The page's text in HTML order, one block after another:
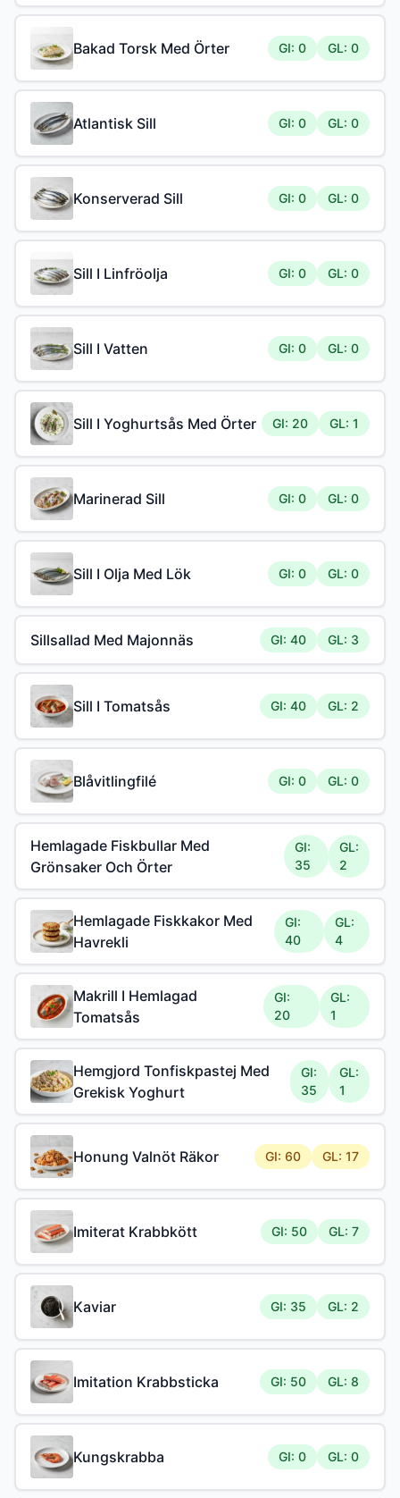
Bakad Torsk Med Örter GI: 0 GL: 0
Atlantisk Sill GI: 0 GL: 0
Konserverad Sill GI: 0 GL: 0
Sill I Linfröolja GI: 0 GL: 0
Sill I Vatten GI: 0 GL: 0
Sill I Yoghurtsås Med Örter GI: 20 GL: 1
Marinerad Sill GI: 0 GL: 0
Sill I Olja Med Lök GI: 0 GL: 0
Sillsallad Med Majonnäs GI: 40 GL: 3
Sill I Tomatsås GI: 40 GL: 2
Blåvitlingfilé GI: 0 GL: 0
Hemlagade Fiskbullar Med
Grönsaker Och Örter
GI:
35
GL:
2
Hemlagade Fiskkakor Med
Havrekli
GI:
40
GL:
4
Makrill I Hemlagad
Tomatsås
GI:
20
GL:
1
Hemgjord Tonfiskpastej Med
Grekisk Yoghurt
GI:
35
GL:
1
Honung Valnöt Räkor GI: 60 GL: 17
Imiterat Krabbkött GI: 50 GL: 7
Kaviar GI: 35 GL: 2
Imitation Krabbsticka GI: 50 GL: 8
Kungskrabba GI: 0 GL: 0